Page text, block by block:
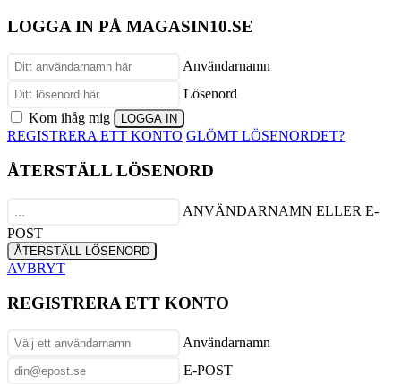
LOGGA IN PÅ MAGASIN10.SE
Användarnamn
Lösenord
Kom ihåg mig
REGISTRERA ETT KONTO GLÖMT LÖSENORDET?
ÅTERSTÄLL LÖSENORD
ANVÄNDARNAMN ELLER E-
POST
AVBRYT
REGISTRERA ETT KONTO
Användarnamn
E-POST